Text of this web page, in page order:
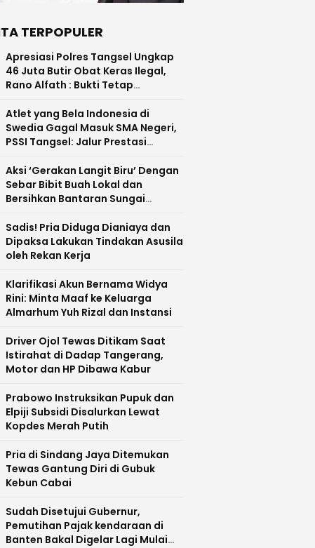
TERPOPULER
Apresiasi Polres Tangsel Ungkap
46 Juta Butir Obat Keras Ilegal,
Rano Alfath : Bukti Tetap
Atlet yang Bela Indonesia di
Swedia Gagal Masuk SMA Negeri,
PSSI Tangsel: Jalur Prestasi
Aksi ‘Gerakan Langit Biru’ Dengan
Sebar Bibit Buah Lokal dan
Bersihkan Bantaran Sungai
Sadis! Pria Diduga Dianiaya dan
Dipaksa Lakukan Tindakan Asusila
oleh Rekan Kerja
Klarifikasi Akun Bernama Widya
Rini: Minta Maaf ke Keluarga
Almarhum Yuh Rizal dan Instansi
Driver Ojol Tewas Ditikam Saat
Istirahat di Dadap Tangerang,
Motor dan HP Dibawa Kabur
Prabowo Instruksikan Pupuk dan
Elpiji Subsidi Disalurkan Lewat
Kopdes Merah Putih
Pria di Sindang Jaya Ditemukan
Tewas Gantung Diri di Gubuk
Kebun Cabai
Sudah Disetujui Gubernur,
Pemutihan Pajak kendaraan di
Banten Bakal Digelar Lagi Mulai